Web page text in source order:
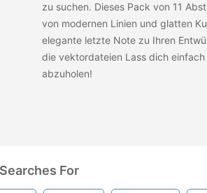
zu suchen. Dieses Pack von 11
von modernen Linien und glatten
elegante letzte Note zu Ihren
die vektordateien Lass dich
abzuholen!
For